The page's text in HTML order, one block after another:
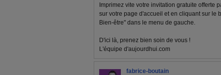
Imprimez vite votre invitation gratuite offerte
sur votre page d'accueil et en cliquant sur le
Bien-être" dans le menu de gauche.
D'ici là, prenez bien soin de vous !
L'équipe d'aujourdhui.com
fabrice-boutain